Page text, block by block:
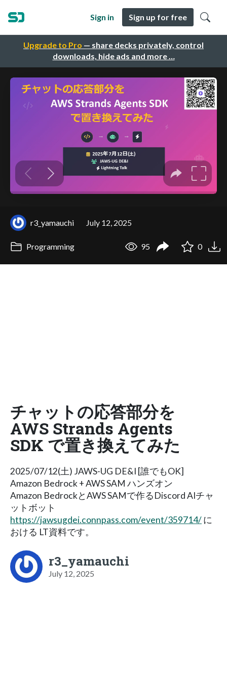
Upgrade to Pro — share decks privately, control
downloads, hide ads and more …
Sign in Sign up for free
r3_yamauchi July 12, 2025
Programming 95 0
チャットの応答部分を
AWS Strands Agents
SDK で置き換えてみた
2025/07/12(土) JAWS-UG DE&I [誰でもOK]
Amazon Bedrock + AWS SAM ハンズオン
Amazon BedrockとAWS SAMで作るDiscord AIチャ
ットボット
https://jawsugdei.connpass.com/event/359714/に
おける LT資料です。
r3_yamauchi
July 12, 2025